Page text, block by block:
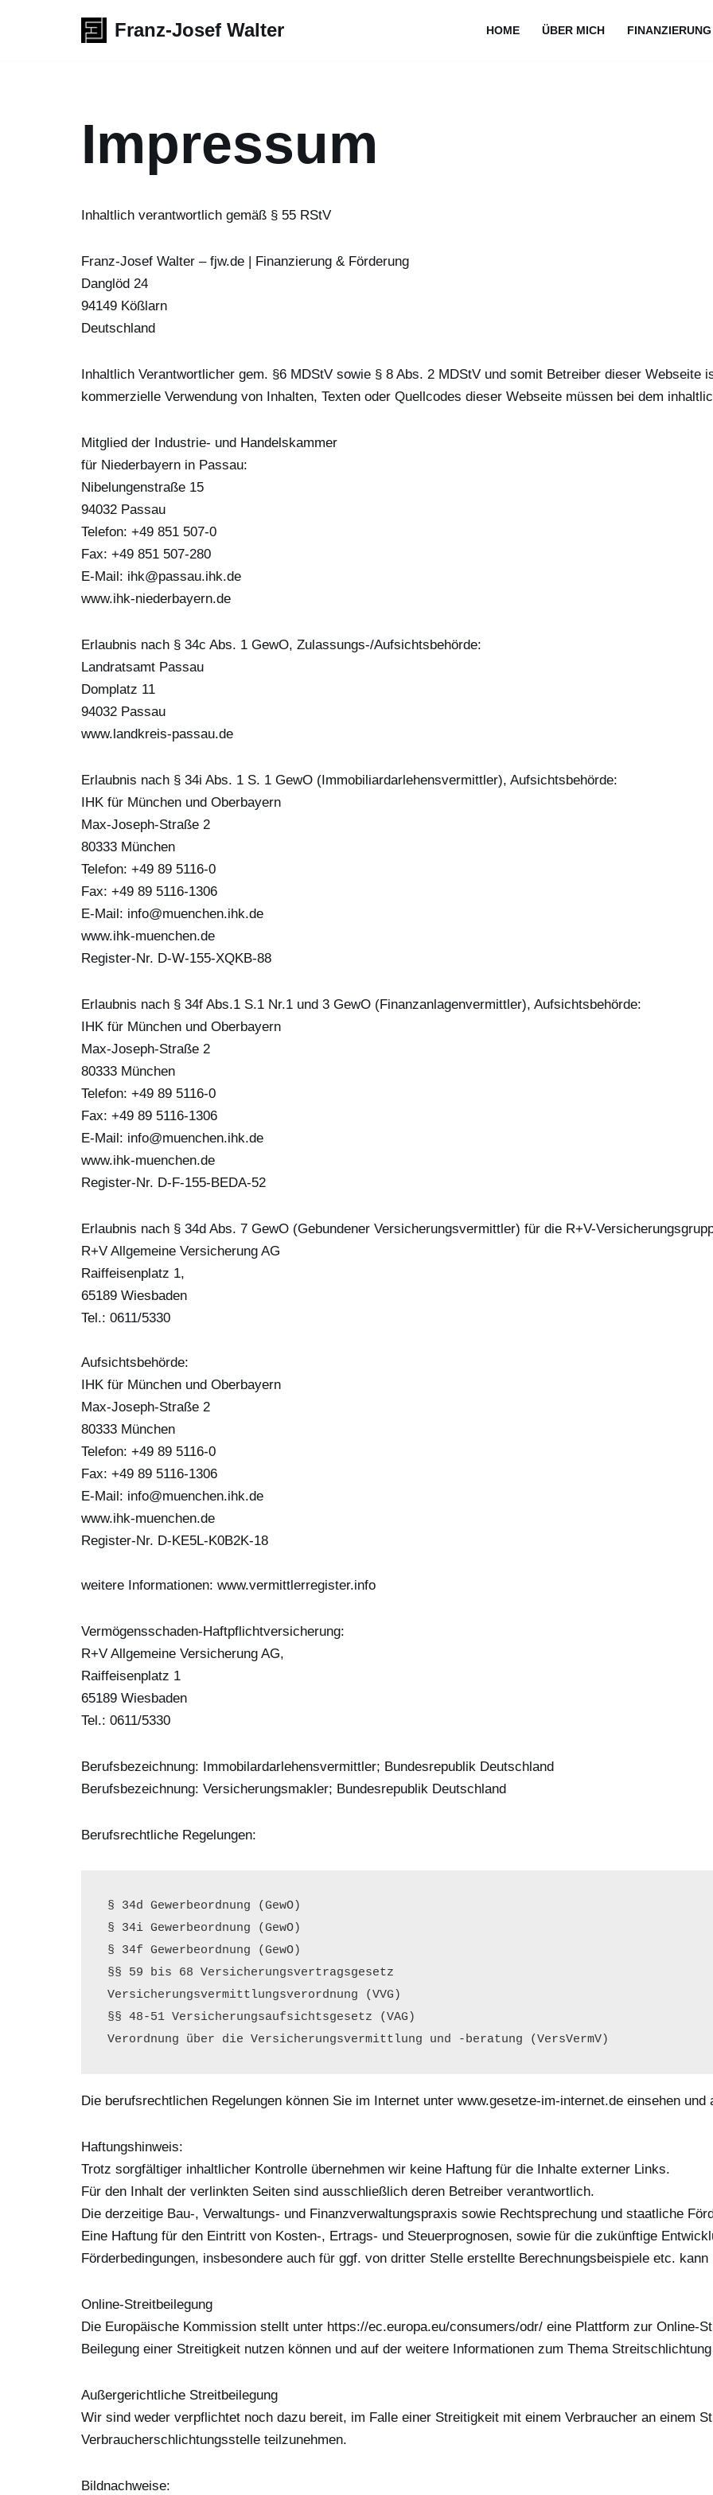
Franz-Josef Walter HOME ÜBER MICH FINANZIERUNG
Impressum
Inhaltlich verantwortlich gemäß § 55 RStV
Franz-Josef Walter – fjw.de | Finanzierung & Förderung
Danglöd 24
94149 Kößlarn
Deutschland
Inhaltlich Verantwortlicher gem. §6 MDStV sowie § 8 Abs. 2 MDStV und somit Betreiber dieser Webseite
kommerzielle Verwendung von Inhalten, Texten oder Quellcodes dieser Webseite müssen bei dem
Mitglied der Industrie- und Handelskammer
für Niederbayern in Passau:
Nibelungenstraße 15
94032 Passau
Telefon: +49 851 507-0
Fax: +49 851 507-280
E-Mail: ihk@passau.ihk.de
www.ihk-niederbayern.de
Erlaubnis nach § 34c Abs. 1 GewO, Zulassungs-/Aufsichtsbehörde:
Landratsamt Passau
Domplatz 11
94032 Passau
www.landkreis-passau.de
Erlaubnis nach § 34i Abs. 1 S. 1 GewO (Immobiliardarlehensvermittler), Aufsichtsbehörde:
IHK für München und Oberbayern
Max-Joseph-Straße 2
‎80333 München
Telefon: +49 89 5116-0
Fax: +49 89 5116-1306
E-Mail: info@muenchen.ihk.de
www.ihk-muenchen.de
Register-Nr. D-W-155-XQKB-88
Erlaubnis nach § 34f Abs.1 S.1 Nr.1 und 3 GewO (Finanzanlagenvermittler), Aufsichtsbehörde:
IHK für München und Oberbayern
Max-Joseph-Straße 2
‎80333 München
Telefon: +49 89 5116-0
Fax: +49 89 5116-1306
E-Mail: info@muenchen.ihk.de
www.ihk-muenchen.de
Register-Nr. D-F-155-BEDA-52
Erlaubnis nach § 34d Abs. 7 GewO (Gebundener Versicherungsvermittler) für die R+V-
R+V Allgemeine Versicherung AG
Raiffeisenplatz 1,
65189 Wiesbaden
Tel.: 0611/5330
Aufsichtsbehörde:
IHK für München und Oberbayern
Max-Joseph-Straße 2
‎80333 München
Telefon: +49 89 5116-0
Fax: +49 89 5116-1306
E-Mail: info@muenchen.ihk.de
www.ihk-muenchen.de
Register-Nr. D-KE5L-K0B2K-18
weitere Informationen: www.vermittlerregister.info
Vermögensschaden-Haftpflichtversicherung:
R+V Allgemeine Versicherung AG,
Raiffeisenplatz 1
65189 Wiesbaden
Tel.: 0611/5330
Berufsbezeichnung: Immobilardarlehensvermittler; Bundesrepublik Deutschland
Berufsbezeichnung: Versicherungsmakler; Bundesrepublik Deutschland
Berufsrechtliche Regelungen:
§ 34d Gewerbeordnung (GewO)
§ 34i Gewerbeordnung (GewO)
§ 34f Gewerbeordnung (GewO)
§§ 59 bis 68 Versicherungsvertragsgesetz
Versicherungsvermittlungsverordnung (VVG)
§§ 48-51 Versicherungsaufsichtsgesetz (VAG)
Verordnung über die Versicherungsvermittlung und -beratung (VersVermV)
Die berufsrechtlichen Regelungen können Sie im Internet unter www.gesetze-im-internet.de einsehen und
Haftungshinweis:
Trotz sorgfältiger inhaltlicher Kontrolle übernehmen wir keine Haftung für die Inhalte externer Links.
Für den Inhalt der verlinkten Seiten sind ausschließlich deren Betreiber verantwortlich.
Die derzeitige Bau-, Verwaltungs- und Finanzverwaltungspraxis sowie Rechtsprechung und staatliche
Eine Haftung für den Eintritt von Kosten-, Ertrags- und Steuerprognosen, sowie für die zukünftige
Förderbedingungen, insbesondere auch für ggf. von dritter Stelle erstellte Berechnungsbeispiele etc.
Online-Streitbeilegung
Die Europäische Kommission stellt unter https://ec.europa.eu/consumers/odr/ eine Plattform zur Online-
Beilegung einer Streitigkeit nutzen können und auf der weitere Informationen zum Thema
Außergerichtliche Streitbeilegung
Wir sind weder verpflichtet noch dazu bereit, im Falle einer Streitigkeit mit einem Verbraucher an einem
Verbraucherschlichtungsstelle teilzunehmen.
Bildnachweise: